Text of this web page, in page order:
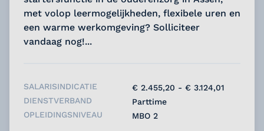
met volop leermogelijkheden, flexibele uren en
een warme werkomgeving? Solliciteer
vandaag nog!...
SALARISINDICATIE
€ 2.455,20 - € 3.124,01
DIENSTVERBAND
Parttime
OPLEIDINGSNIVEAU
MBO 2